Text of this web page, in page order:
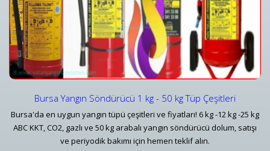
Bursa Yangın Söndürücü 1 kg - 50 kg Tüp Çeşitleri
Bursa'da en uygun yangın tüpü çeşitleri ve fiyatları! 6 kg -12 kg -25 kg
ABC KKT, CO2, gazlı ve 50 kg arabalı yangın söndürücü dolum, satışı
ve periyodik bakımı için hemen teklif alın.
Yangın Dedektörü Çeşitleri ve İhbar Ekipmanları
Detaylar